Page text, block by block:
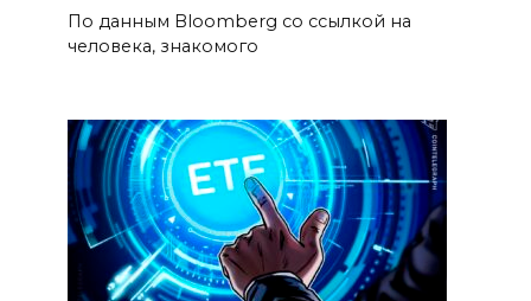
По данным Bloomberg со ссылкой на
человека, знакомого